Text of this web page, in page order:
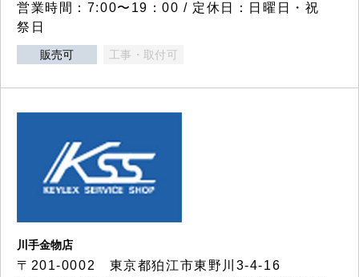
営業時間：7:00〜19：00 / 定休日：日曜日・祝
祭日
販売可 工事・取付可
川手金物店
〒201-0002 東京都狛江市東野川3-4-16